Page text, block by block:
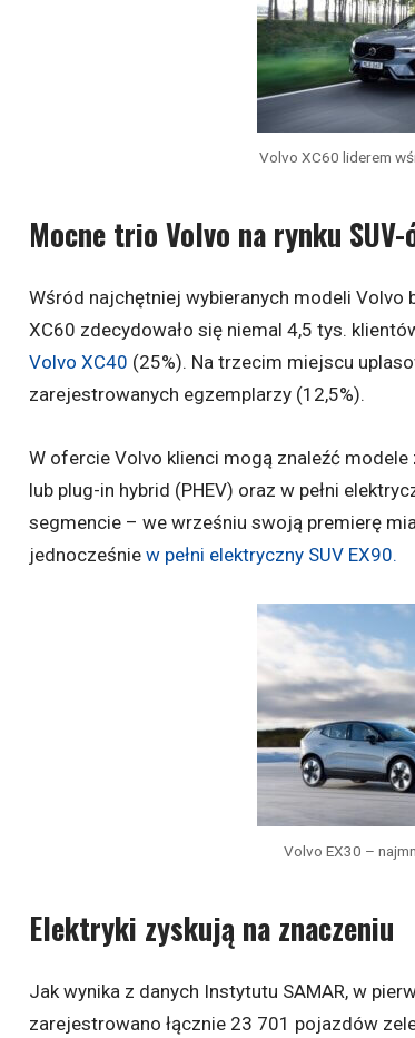
Volvo XC60 liderem
Mocne trio Volvo na rynku SUV-
Wśród najchętniej wybieranych modeli Volvo
XC60 zdecydowało się niemal 4,5 tys.
Volvo XC40 (25%). Na trzecim miejscu
zarejestrowanych egzemplarzy (12,5%).
W ofercie Volvo klienci mogą znaleźć
lub plug-in hybrid (PHEV) oraz w pełni
segmencie – we wrześniu swoją premierę
jednocześnie w pełni elektryczny SUV EX90.
Volvo EX30 –
Elektryki zyskują na znaczeniu
Jak wynika z danych Instytutu SAMAR, w
zarejestrowano łącznie 23 701 pojazdów